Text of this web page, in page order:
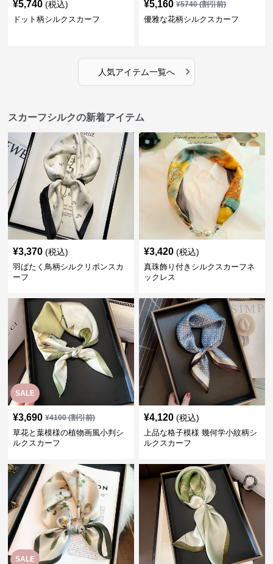
¥5,740 (税込)
ドット柄シルクスカーフ
¥5,160 ¥5740(割引前)
優雅な花柄シルクスカーフ
人気アイテム一覧へ ›
スカーフシルクの新着アイテム
¥3,370 (税込)
羽ばたく鳥柄シルクリボンスカ
ーフ
¥3,420 (税込)
真珠飾り付きシルクスカーフネ
ックレス
SALE
¥3,690 ¥4100(割引前)
草花と葉模様の植物画風小判シ
ルクスカーフ
¥4,120 (税込)
上品な格子模様 幾何学小紋柄シ
ルクスカーフ
SALE